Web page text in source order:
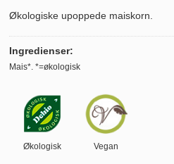
Økologiske upoppede maiskorn.
Ingredienser:
Mais*. *=økologisk
Økologisk Vegan